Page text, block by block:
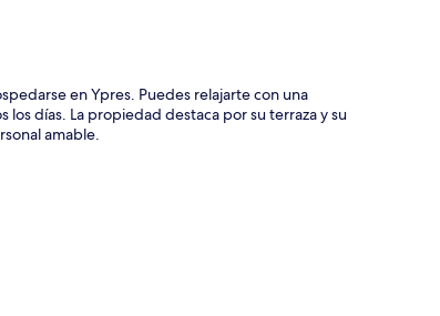
en Ypres. Puedes relajarte con una
días. La propiedad destaca por su terraza y su
amable.